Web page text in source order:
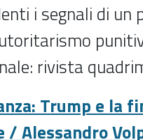
i segnali di un
rivista
Trump e la
/ Alessandro